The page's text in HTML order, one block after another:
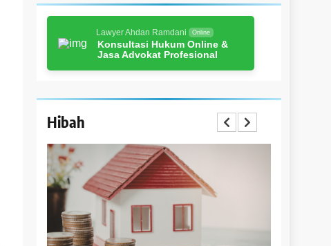
Lawyer Ahdan Ramdani Online
Konsultasi Hukum Online &
Jasa Advokat Profesional
Hibah